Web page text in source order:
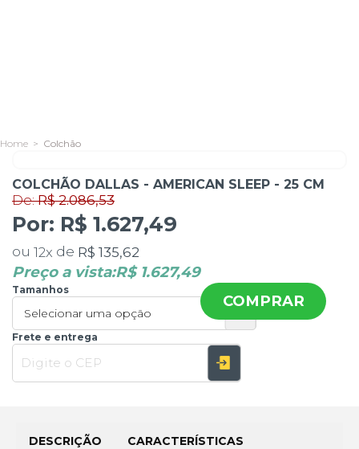
Colchão
COLCHÃO DALLAS - AMERICAN SLEEP - 25 CM
Por:R$ 1.627,49
ou de R$ 135,62
Preço a vista: R$ 1.627,49
Tamanhos
COMPRAR
Frete e entrega
DESCRIÇÃO CARACTERÍSTICAS